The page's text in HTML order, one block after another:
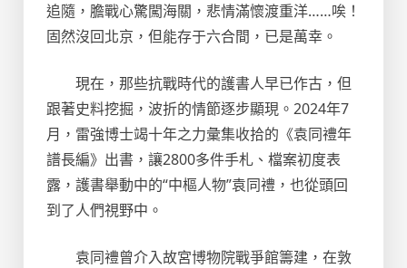
追隨，膽戰心驚闖海關，悲情滿懷渡重洋……唉！
固然沒回北京，但能存于六合間，已是萬幸。
現在，那些抗戰時代的護書人早已作古，但
跟著史料挖掘，波折的情節逐步顯現。2024年7
月，雷強博士竭十年之力彙集收拾的《袁同禮年
譜長編》出書，讓2800多件手札、檔案初度表
露，護書舉動中的“中樞人物”袁同禮，也從頭回
到了人們視野中。
袁同禮曾介入故宮博物院戰爭館籌建，在敦